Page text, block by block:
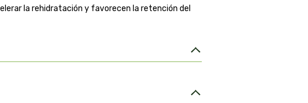
la rehidratación y favorecen la retención del